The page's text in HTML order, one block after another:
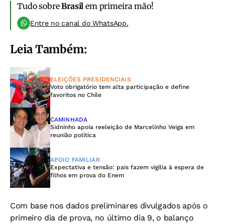
Tudo sobreBrasil em primeira mão!
Entre no canal do WhatsApp.
Leia Também:
ELEIÇÕES PRESIDENCIAIS
Voto obrigatório tem alta participação e define
favoritos no Chile
CAMINHADA
Sidninho apoia reeleição de Marcelinho Veiga em
reunião política
APOIO FAMILIAR
Expectativa e tensão: pais fazem vigília à espera de
filhos em prova do Enem
Com base nos dados preliminares divulgados após o
primeiro dia de prova, no último dia 9, o balanço